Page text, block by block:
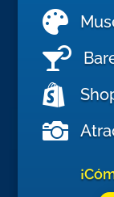



